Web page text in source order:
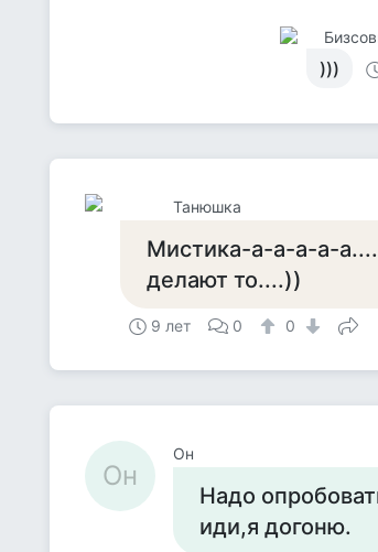
)))
Танюшка
Мистика-а-а-а-а-
делают то....))
9 лет 0 0
Он
Он
Надо
иди,я догоню.